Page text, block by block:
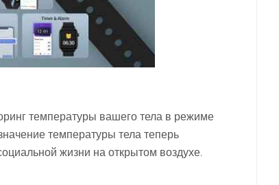
температуры вашего тела в режиме
температуры тела теперь
жизни на открытом воздухе.